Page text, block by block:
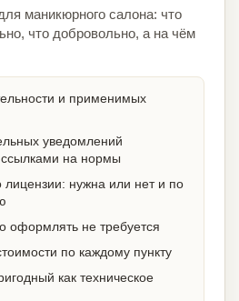
маникюрного салона: что
что добровольно, а на чём
и применимых
уведомлений
на нормы
лицензии: нужна или нет и по
оформлять не требуется
по каждому пункту
как техническое